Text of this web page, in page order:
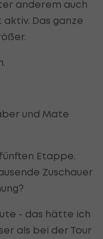
anderem auch
Das ganze
und Mate
Etappe.
Zuschauer
- das hätte ich
als bei der Tour